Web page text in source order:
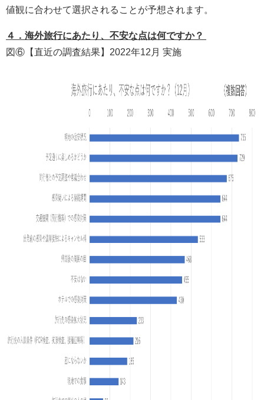
値観に合わせて選択されることが予想されます。
４．海外旅行にあたり、不安な点は何ですか？
図⑥【直近の調査結果】2022年12月 実施